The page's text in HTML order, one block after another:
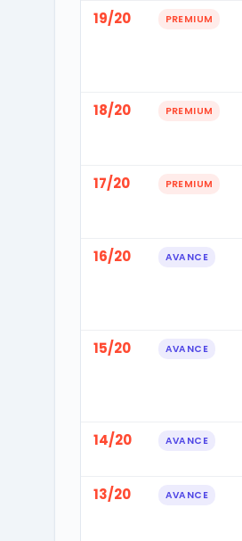
19/20 PREMIUM
18/20 PREMIUM
17/20 PREMIUM
16/20 AVANCE
15/20 AVANCE
14/20 AVANCE
13/20 AVANCE